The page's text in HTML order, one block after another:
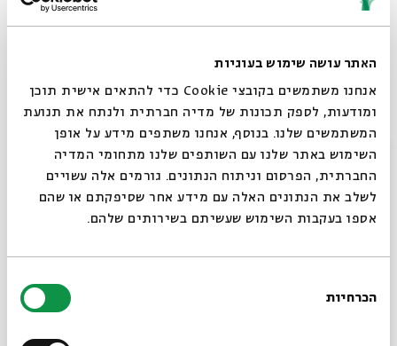
האתר עושה שימוש בעוגיות
אנחנו משתמשים בקובצי Cookie כדי להתאים אישית תוכן
ומודעות, לספק תכונות של מדיה חברתית ולנתח את תנועת
המשתמשים שלנו. בנוסף, אנחנו משתפים מידע על אופן
השימוש באתר שלנו עם השותפים שלנו מתחומי המדיה
החברתית, הפרסום וניתוח הנתונים. גורמים אלה עשויים
לשלב את הנתונים האלה עם מידע אחר שסיפקתם או שהם
אספו בעקבות השימוש שעשיתם בשירותים שלהם.
הסכמה
הכרחיות
09.08
מפגש מס' 6
סגור